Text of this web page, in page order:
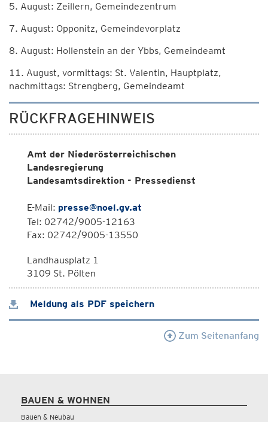
5. August: Zeillern, Gemeindezentrum
7. August: Opponitz, Gemeindevorplatz
8. August: Hollenstein an der Ybbs, Gemeindeamt
11. August, vormittags: St. Valentin, Hauptplatz,
nachmittags: Strengberg, Gemeindeamt
RÜCKFRAGEHINWEIS
Amt der Niederösterreichischen
Landesregierung
Landesamtsdirektion - Pressedienst
E-Mail: presse@noel.gv.at
Tel: 02742/9005-12163
Fax: 02742/9005-13550
Landhausplatz 1
3109 St. Pölten
Meldung als PDF speichern
Zum Seitenanfang
BAUEN & WOHNEN
Bauen & Neubau